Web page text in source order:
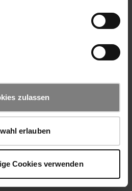
zulassen
erlauben
Cookies verwenden